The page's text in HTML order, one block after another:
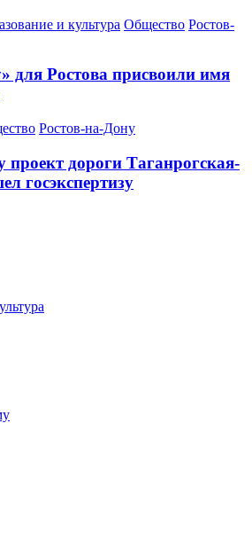
и культура Общество Ростов-
для Ростова присвоили имя
Ростов-на-Дону
проект дороги Таганрогская-
госэкспертизу